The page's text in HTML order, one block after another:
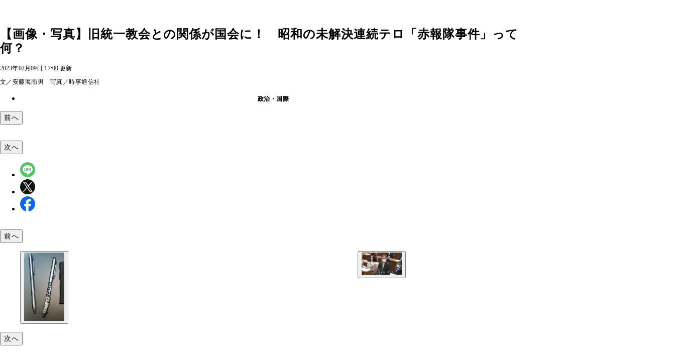
【画像・写真】旧統一教会との関係が国会に！ 昭和の未解決連続テロ「赤報隊事件」って
何？
2023年02月09日 17:00 更新
文／安藤海南男 写真／時事通信社
政治・国際
前へ
次へ
前へ
次へ